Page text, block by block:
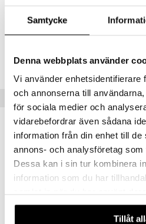
Samtycke
Denna webbplats använder
Vi använder enhetsidentifierare
och annonserna till
för sociala medier och
vidarebefordrar även sådana
information från din enhet till
annons- och analysföretag
Dessa kan i sin tur kombinera
information som du har
våra cookies vid fortsatt
Tillåt
IUB43-1-XX
Suositut